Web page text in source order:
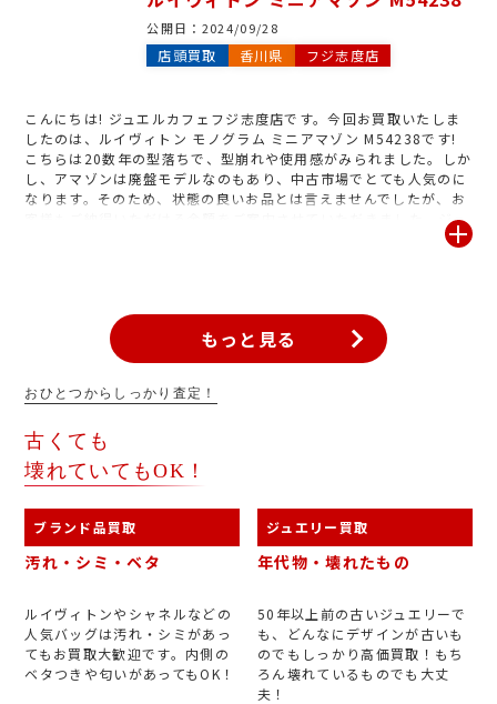
公開日： 2024/09/28
店頭買取 香川県 フジ志度店
こんにちは! ジュエルカフェフジ志度店です。今回お買取いたしま
したのは、ルイヴィトン モノグラム ミニアマゾン M54238です!
こちらは20数年の型落ちで、型崩れや使用感がみられました。しか
し、アマゾンは廃盤モデルなのもあり、中古市場でとても人気のに
なります。そのため、状態の良いお品とは言えませんでしたが、お
客様もご納得いただける金額をご案内させていただきました。ジュ
エルカフェではルイヴィトンをはじめ、様々なブランド品をお買取
もっと見る
おひとつからしっかり査定！
古くても
壊れていてもOK！
ブランド品買取
汚れ・シミ・ベタ
ルイヴィトンやシャネルなどの
人気バッグは汚れ・シミがあっ
てもお買取大歓迎です。内側の
ベタつきや匂いがあってもOK！
ジュエリー買取
年代物・壊れたもの
50年以上前の古いジュエリーで
も、どんなにデザインが古いも
のでもしっかり高価買取！もち
ろん壊れているものでも大丈
夫！